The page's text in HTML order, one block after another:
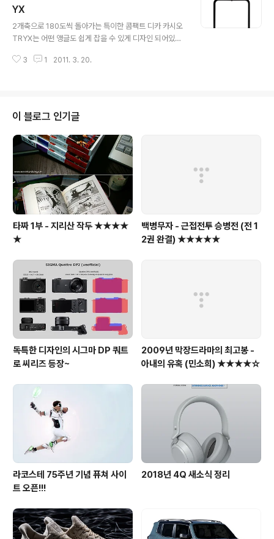
YX
2개축으로 180도씩 돌아가는 특이한 콤팩트 디카 카시오
TRYX는 어떤 앵글도 쉽게 잡을 수 있게 디자인 되어있다.
자유자재로 스위블된다. 즉, 지나가는 남의 도움없이도 쉽
는다. 간만에 나온 독특한 형태의 디카라, 심하게 욕심이 나
네... 예상가격 : 약 30만원 정도... (2011년 4월 출시예정)
3 1 2011. 3. 20.
이 블로그 인기글
타짜 1부 - 지리산 작두 ★★★★
★
백병무자 - 근접전투 승병전 (전 1
2권 완결) ★★★★★
독특한 디자인의 시그마 DP 쿼트
로 씨리즈 등장~
2009년 막장드라마의 최고봉 -
아내의 유혹 (민소희) ★★★★☆
라코스테 75주년 기념 퓨쳐 사이
트 오픈!!!
2018년 4Q 새소식 정리